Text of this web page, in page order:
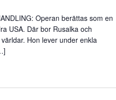
Operan berättas som en
USA. Där bor Rusalka och
Hon lever under enkla